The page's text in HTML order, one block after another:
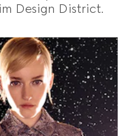
Design District.